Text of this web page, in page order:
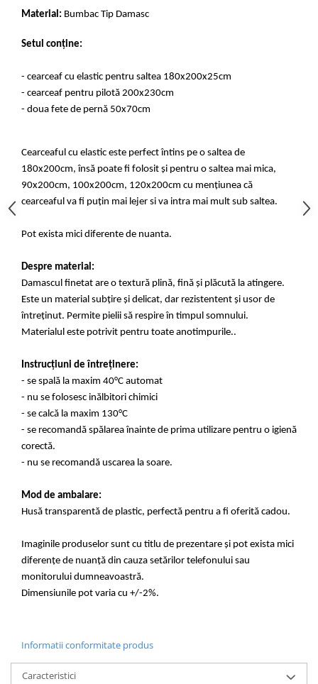
Material: Bumbac Tip Damasc
Setul conține:
- cearceaf cu elastic pentru saltea 180x200x25cm
- cearceaf pentru pilotă 200x230cm
- doua fete de pernă 50x70cm
Cearceaful cu elastic este perfect întins pe o saltea de
180x200cm, însă poate fi folosit și pentru o saltea mai mica,
90x200cm, 100x200cm, 120x200cm cu mențiunea că
cearceaful va fi puțin mai lejer si va intra mai mult sub saltea.
Pot exista mici diferente de nuanta.
Despre material:
Damascul finetat are o textură plină, fină și plăcută la atingere.
Este un material subțire și delicat, dar rezistentent și usor de
întreținut. Permite pielii să respire în timpul somnului.
Materialul este potrivit pentru toate anotimpurile..
Instrucțiuni de întreținere:
- se spală la maxim 40°C automat
- nu se folosesc inălbitori chimici
- se calcă la maxim 130°C
- se recomandă spălarea înainte de prima utilizare pentru o igienă
corectă.
- nu se recomandă uscarea la soare.
Mod de ambalare:
Husă transparentă de plastic, perfectă pentru a fi oferită cadou.
Imaginile produselor sunt cu titlu de prezentare și pot exista mici
diferențe de nuanță din cauza setărilor telefonului sau
monitorului dumneavoastră.
Dimensiunile pot varia cu +/-2%.
Informatii conformitate produs
Caracteristici